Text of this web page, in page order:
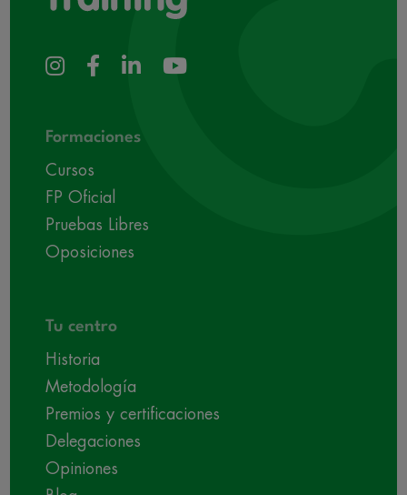
Formaciones
Cursos
FP Oficial
Pruebas Libres
Oposiciones
Tu centro
Historia
Metodología
Premios y certificaciones
Delegaciones
Opiniones